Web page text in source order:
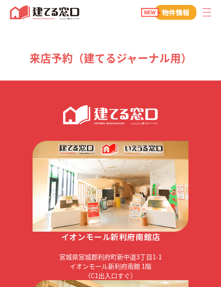
物件情報
来店予約（建てるジャーナル用）
イオンモール新利府南館店
宮城県宮城郡利府町新中道3丁目1-1
イオンモール新利府南館 1階
（C1出入口すぐ）